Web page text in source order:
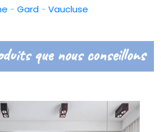
- Gard - Vaucluse
que nous conseillons